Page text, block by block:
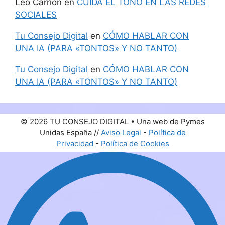
Leo Carrión en CUIDA EL TONO EN LAS REDES
SOCIALES
Tu Consejo Digital en CÓMO HABLAR CON
UNA IA (PARA «TONTOS» Y NO TANTO)
Tu Consejo Digital en CÓMO HABLAR CON
UNA IA (PARA «TONTOS» Y NO TANTO)
© 2026 TU CONSEJO DIGITAL • Una web de Pymes
Unidas España // Aviso Legal - Política de
Privacidad - Política de Cookies